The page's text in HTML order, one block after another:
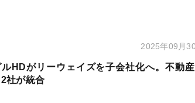
2025年09月
ルHDがリーウェイズを子会社化へ。不動
社が統合